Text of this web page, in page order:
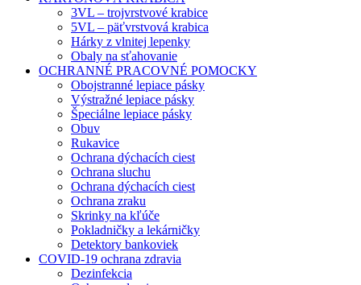
3VL – trojvrstvové krabice
5VL – päťvrstvová krabica
Hárky z vlnitej lepenky
Obaly na sťahovanie
OCHRANNÉ PRACOVNÉ POMOCKY
Obojstranné lepiace pásky
Výstražné lepiace pásky
Špeciálne lepiace pásky
Obuv
Rukavice
Ochrana dýchacích ciest
Ochrana sluchu
Ochrana dýchacích ciest
Ochrana zraku
Skrinky na kľúče
Pokladničky a lekárničky
Detektory bankoviek
COVID-19 ochrana zdravia
Dezinfekcia